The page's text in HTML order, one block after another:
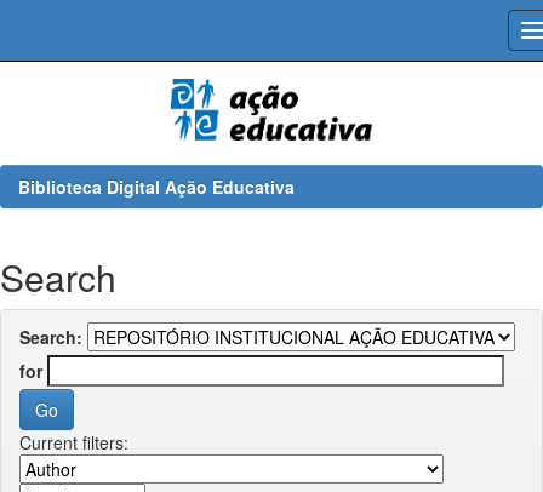
Biblioteca Digital Ação Educativa
Search
Search:
for
Current filters: